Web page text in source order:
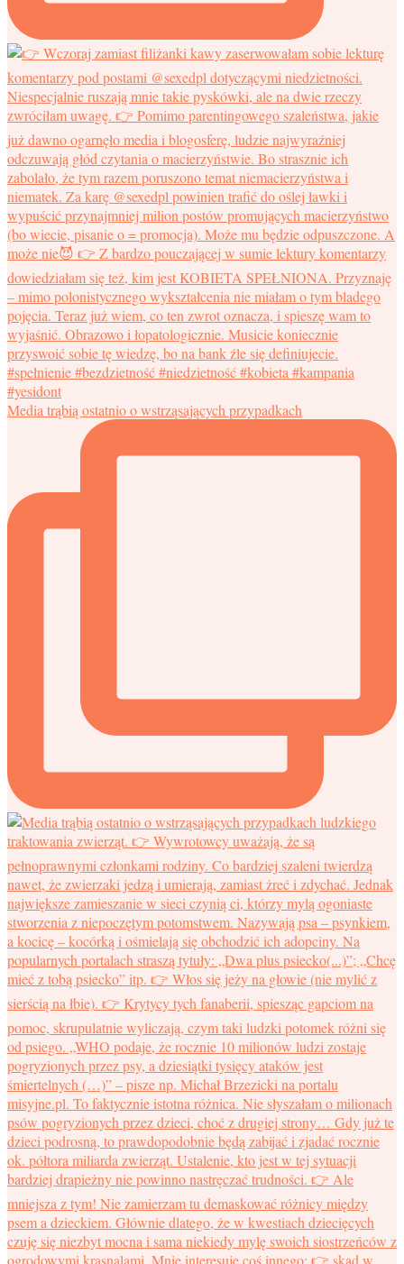
Media trąbią ostatnio o wstrząsających przypadkach